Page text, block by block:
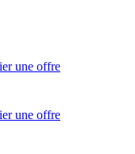
une offre
une offre